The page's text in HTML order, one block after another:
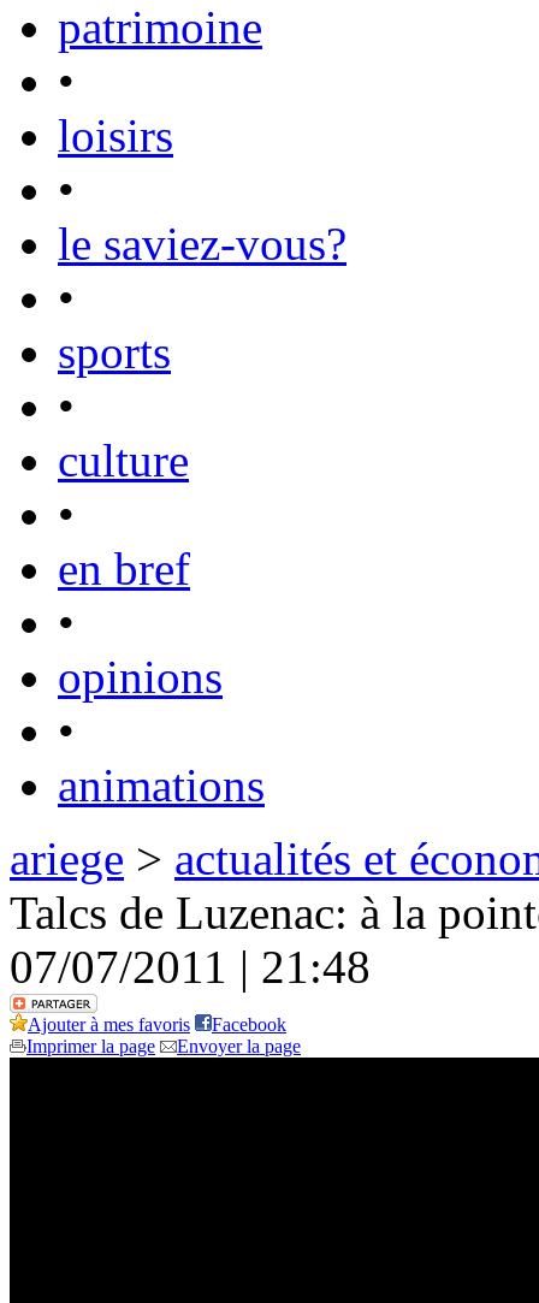
patrimoine
•
loisirs
•
le saviez-vous?
•
sports
•
culture
•
en bref
•
opinions
•
animations
ariege > actualités et
Talcs de Luzenac: à la
07/07/2011 | 21:48
Ajouter à mes favoris
Facebook
Imprimer la page
Envoyer la page